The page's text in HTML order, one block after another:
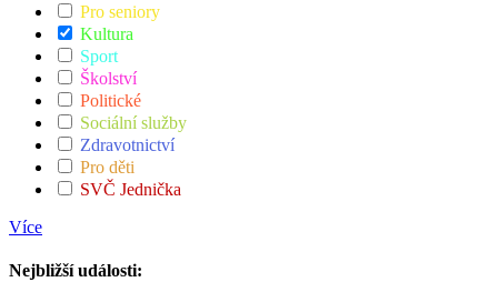
Pro seniory
Kultura
Sport
Školství
Politické
Sociální služby
Zdravotnictví
Pro děti
SVČ Jednička
Více
Nejbližší události: